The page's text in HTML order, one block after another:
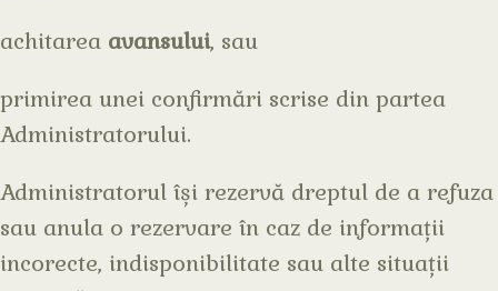
achitarea avansului, sau
primirea unei confirmări scrise din partea
Administratorului.
Administratorul își rezervă dreptul de a refuza
sau anula o rezervare în caz de informații
incorecte, indisponibilitate sau alte situații